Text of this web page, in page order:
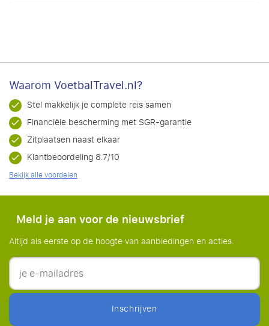
Waarom VoetbalTravel.nl?
Stel makkelijk je complete reis samen
Financiële bescherming met SGR-garantie
Zitplaatsen naast elkaar
Klantbeoordeling 8.7/10
Bekijk alle voordelen
Meld je aan voor de nieuwsbrief
Altijd als eerste op de hoogte van aanbiedingen en acties.
inschrijven